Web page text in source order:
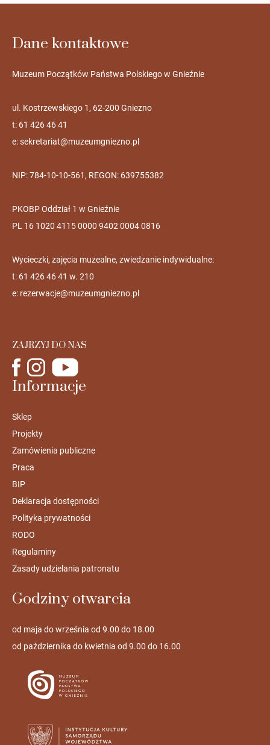
Dane kontaktowe
Muzeum Początków Państwa Polskiego w Gnieźnie
ul. Kostrzewskiego 1, 62-200 Gniezno
t: 61 426 46 41
e:sekretariat@muzeumgniezno.pl
NIP: 784-10-10-561, REGON: 639755382
PKOBP Oddział 1 w Gnieźnie
PL 16 1020 4115 0000 9402 0004 0816
Wycieczki, zajęcia muzealne, zwiedzanie indywidualne:
t: 61 426 46 41 w. 210
e: rezerwacje@muzeumgniezno.pl
ZAJRZYJ DO NAS
Informacje
Sklep
Projekty
Zamówienia publiczne
Praca
BIP
Deklaracja dostępności
Polityka prywatności
RODO
Regulaminy
Zasady udzielania patronatu
Godziny otwarcia
od maja do września od 9.00 do 18.00
od października do kwietnia od 9.00 do 16.00